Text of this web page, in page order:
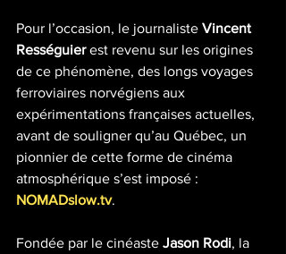
Pour l’occasion, le journaliste Vincent
Rességuier est revenu sur les origines
de ce phénomène, des longs voyages
ferroviaires norvégiens aux
expérimentations françaises actuelles,
avant de souligner qu’au Québec, un
pionnier de cette forme de cinéma
atmosphérique s’est imposé :
NOMADslow.tv.
Fondée par le cinéaste Jason Rodi, la